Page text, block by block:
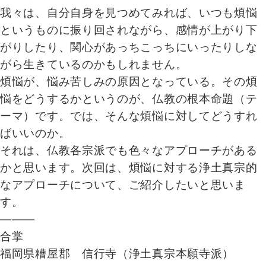
我々は、自分自身を見つめてみれば、いつも煩悩
というものに振り回されながら、感情が上がり下
がりしたり、関心があっちこっちにいったりしな
がら生きているのかもしれません。
煩悩が、悩み苦しみの原因となっている。その煩
悩をどうするかというのが、仏教の根本命題（テ
ーマ）です。では、そんな煩悩に対してどうすれ
ばいいのか。
それは、仏教各宗派でも色々なアプローチがある
かと思います。次回は、煩悩に対する浄土真宗的
なアプローチについて、ご紹介したいと思いま
す。
―――
合掌
福岡県糟屋郡 信行寺（浄土真宗本願寺派）